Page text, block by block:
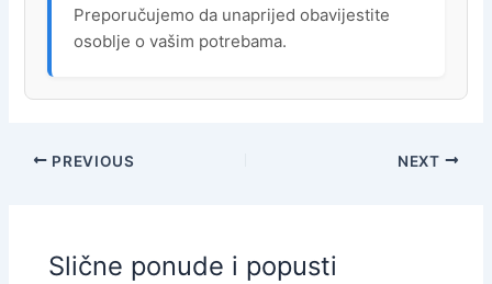
Preporučujemo da unaprijed obavijestite
osoblje o vašim potrebama.
PREVIOUS NEXT
Slične ponude i popusti